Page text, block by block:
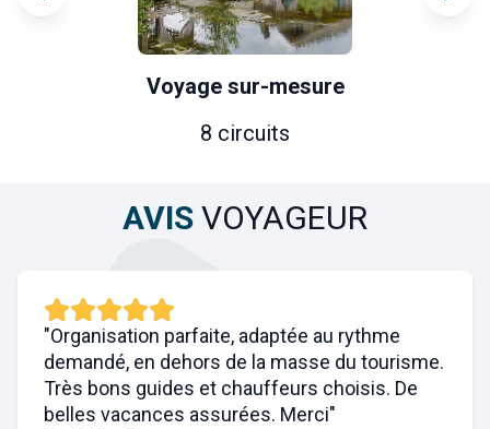
Voyage sur-mesure
8 circuits
AVIS VOYAGEUR
"Organisation parfaite, adaptée au rythme
demandé, en dehors de la masse du tourisme.
Très bons guides et chauffeurs choisis. De
belles vacances assurées. Merci"